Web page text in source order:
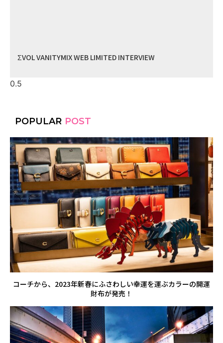
ΣVOL VANITYMIX WEB LIMITED INTERVIEW
POPULAR POST
コーチから、2023年新春にふさわしい幸運を運ぶカラーの開運
財布が発売！